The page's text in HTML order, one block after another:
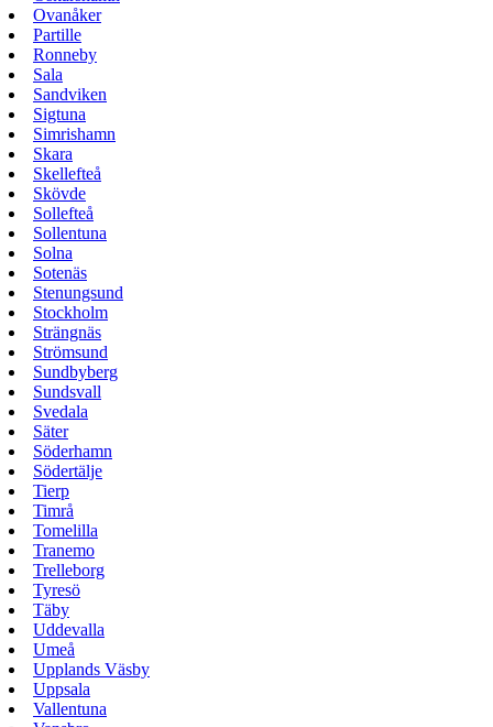
Ovanåker
Partille
Ronneby
Sala
Sandviken
Sigtuna
Simrishamn
Skara
Skellefteå
Skövde
Sollefteå
Sollentuna
Solna
Sotenäs
Stenungsund
Stockholm
Strängnäs
Strömsund
Sundbyberg
Sundsvall
Svedala
Säter
Söderhamn
Södertälje
Tierp
Timrå
Tomelilla
Tranemo
Trelleborg
Tyresö
Täby
Uddevalla
Umeå
Upplands Väsby
Uppsala
Vallentuna